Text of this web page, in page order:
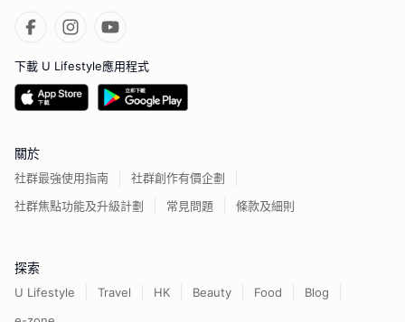
下載 U Lifestyle應用程式
關於
社群最強使用指南
社群創作有價企劃
社群焦點功能及升級計劃
常見問題 條款及細則
探索
U Lifestyle Travel HK Beauty Food
Blog